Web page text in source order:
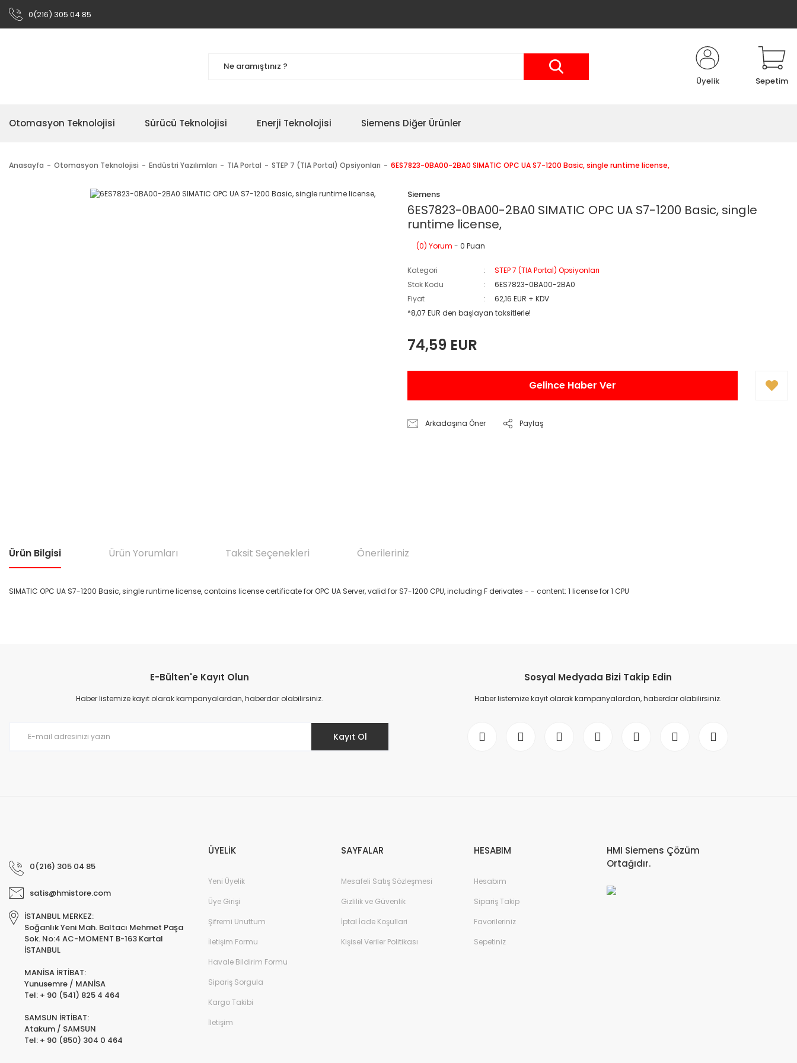
0(216) 305 04 85
Üyelik Sepetim
Otomasyon Teknolojisi Sürücü Teknolojisi Enerji Teknolojisi Siemens Diğer Ürünler
Anasayfa Otomasyon Teknolojisi Endüstri Yazılımları TIA Portal STEP 7 (TIA Portal) Opsiyonları 6ES7823-0BA00-2BA0 SIMATIC OPC UA S7-1200 Basic, single runtime license,
Siemens
6ES7823-0BA00-2BA0 SIMATIC OPC UA S7-1200 Basic, single
runtime license,
(0) Yorum - 0 Puan
Kategori
STEP 7 (TIA Portal) Opsiyonları
Stok Kodu
6ES7823-0BA00-2BA0
Fiyat
62,16 EUR + KDV
*8,07 EUR den başlayan taksitlerle!
74,59 EUR
Gelince Haber Ver
Arkadaşına Öner Paylaş
Ürün Bilgisi Ürün Yorumları Taksit Seçenekleri Önerileriniz
SIMATIC OPC UA S7-1200 Basic, single runtime license, contains license certificate for OPC UA Server, valid for S7-1200 CPU, including F derivates - - content: 1 license for 1 CPU
Ürün resmi kalitesiz, bozuk veya görüntülenemiyor.
Ürün açıklamasında eksik bilgiler bulunuyor.
E-Bülten'e Kayıt Olun
Haber listemize kayıt olarak kampanyalardan, haberdar olabilirsiniz.
Kayıt Ol
Sosyal Medyada Bizi Takip Edin
Haber listemize kayıt olarak kampanyalardan, haberdar olabilirsiniz.
0(216) 305 04 85
satis@hmistore.com
İSTANBUL MERKEZ:
Soğanlık Yeni Mah. Baltacı Mehmet Paşa
Sok. No:4 AC-MOMENT B-163 Kartal
İSTANBUL
MANİSA İRTİBAT:
Yunusemre / MANİSA
Tel: + 90 (541) 825 4 464
SAMSUN İRTİBAT:
Atakum / SAMSUN
Tel: + 90 (850) 304 0 464
ÜYELİK
Yeni Üyelik
Üye Girişi
Şifremi Unuttum
İletişim Formu
Havale Bildirim Formu
Sipariş Sorgula
Kargo Takibi
İletişim
SAYFALAR
Mesafeli Satış Sözleşmesi
Gizlilik ve Güvenlik
İptal İade Koşullari
Kişisel Veriler Politikası
HESABIM
Hesabım
Sipariş Takip
Favorileriniz
Sepetiniz
HMI Siemens Çözüm
Ortağıdır.